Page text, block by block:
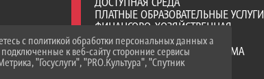
ПЛАТНЫЕ ОБРАЗОВАТЕЛЬНЫЕ УСЛУГИ
ФИНАНСОВО-ХОЗЯЙСТВЕННАЯ
ДЕЯТЕЛЬНОСТЬ
ВАКАНТНЫЕ МЕСТА ДЛЯ ПРИЕМА
(ПЕРЕВОДА) ОБУЧАЮЩИХСЯ
с политикой обработки персональных данных а
к веб-сайту сторонние сервисы
"Госуслуги", "PRO.Культура", "Спутник